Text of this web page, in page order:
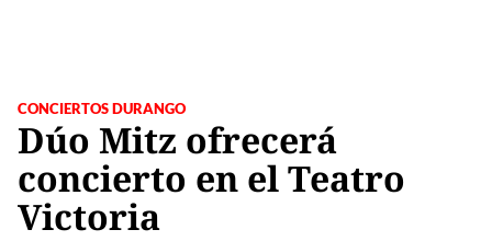
CONCIERTOS DURANGO
Dúo Mitz ofrecerá
concierto en el Teatro
Victoria